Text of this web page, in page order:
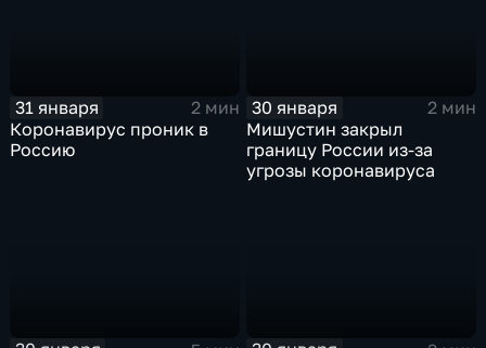
31 января
2 мин
Коронавирус проник в
Россию
30 января
2 мин
Мишустин закрыл
границу России из-за
угрозы коронавируса